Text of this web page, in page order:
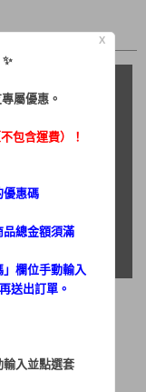
X
屬優惠。
包含運費）！
優惠碼
總金額須滿
」欄位手動輸入
送出訂單。
輸入並點選套